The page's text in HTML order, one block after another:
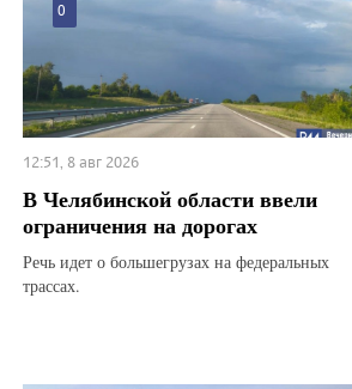
0
12:51, 8 авг 2026
В Челябинской области ввели
ограничения на дорогах
Речь идет о большегрузах на федеральных
трассах.